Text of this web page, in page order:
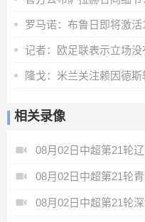
记者：欧足联表示立场
相关录像
08月02日中超第21轮
08月02日中超第21轮
08月02日中超第21轮